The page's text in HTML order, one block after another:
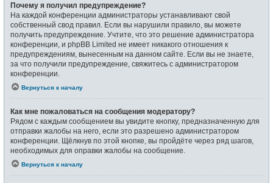
Почему я получил предупреждение?
На каждой конференции администраторы устанавливают свой
собственный свод правил. Если вы нарушили правило, вы можете
получить предупреждение. Учтите, что это решение администратора
конференции, и phpBB Limited не имеет никакого отношения к
предупреждениям, вынесенным на данном сайте. Если вы не знаете,
за что получили предупреждение, свяжитесь с администратором
конференции.
Вернуться к началу
Как мне пожаловаться на сообщения модератору?
Рядом с каждым сообщением вы увидите кнопку, предназначенную для
отправки жалобы на него, если это разрешено администратором
конференции. Щёлкнув по этой кнопке, вы пройдёте через ряд шагов,
необходимых для оправки жалобы на сообщение.
Вернуться к началу